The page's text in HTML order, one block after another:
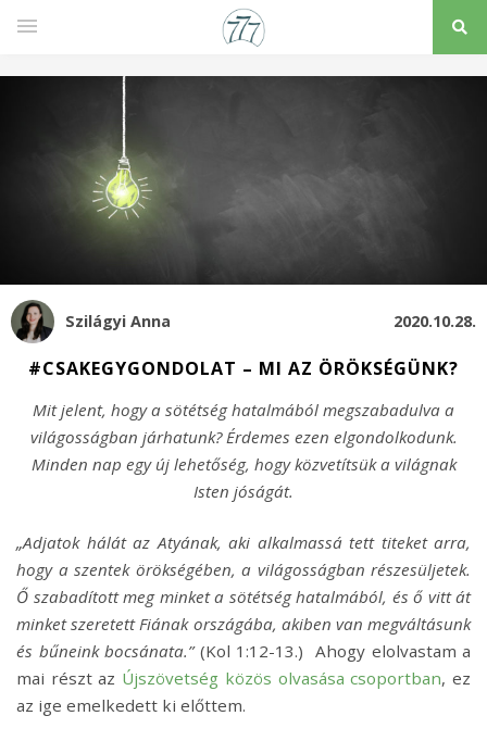
Szilágyi Anna 2020.10.28.
#CSAKEGYGONDOLAT – MI AZ ÖRÖKSÉGÜNK?
Mit jelent, hogy a sötétség hatalmából megszabadulva a
világosságban járhatunk? Érdemes ezen elgondolkodunk.
Minden nap egy új lehetőség, hogy közvetítsük a világnak
Isten jóságát.
„Adjatok hálát az Atyának, aki alkalmassá tett titeket arra,
hogy a szentek örökségében, a világosságban részesüljetek.
Ő szabadított meg minket a sötétség hatalmából, és ő vitt át
minket szeretett Fiának országába, akiben van megváltásunk
és bűneink bocsánata.”(Kol 1:12-13.) Ahogy elolvastam a
mai részt az Újszövetség közös olvasása csoportban, ez
az ige emelkedett ki előttem.